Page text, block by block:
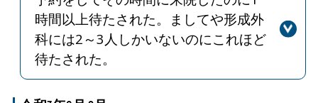
し訳ありませんでした。個人情報保護
のため、電話での問い合わせにはお答
えできないことになっておりますの
で、ご了承ください。言葉かけや対応
時間以上待たされた。ましてや形成外
科には2～3人しかいないのにこれほど
待たされた。
回答
この度は待ち時間に関してご迷惑をお
掛けしたことをお詫び申し上げます。